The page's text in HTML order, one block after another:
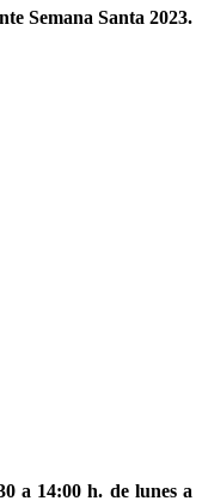
Semana Santa 2023.
a 14:00 h. de lunes a